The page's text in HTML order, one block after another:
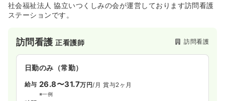
日祝休み
年間休日120日
社会福祉法人 協立いつくしみの会が運営しております訪問看護
ステーションです。
訪問看護正看護師 訪問看護
日勤のみ（常勤）
給与 26.8〜31.7万円/月 賞与2ヶ月
※一例